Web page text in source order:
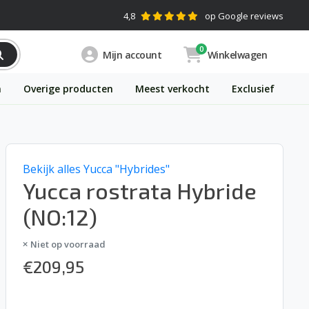
4,8 op Google reviews
Mijn account Winkelwagen
0
Overige producten Meest verkocht Exclusief
Bekijk alles Yucca "Hybrides"
Yucca rostrata Hybride
(NO:12)
Niet op voorraad
€209,95